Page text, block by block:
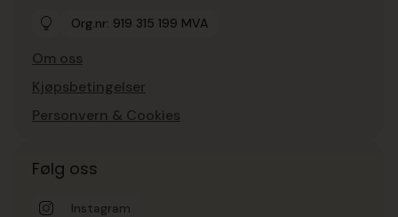
Org.nr: 919 315 199 MVA
Om oss
Kjøpsbetingelser
Personvern & Cookies
Følg oss
Instagram